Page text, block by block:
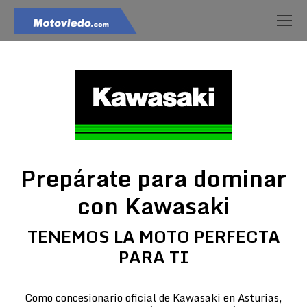
Prepárate para dominar
con Kawasaki
TENEMOS LA MOTO PERFECTA
PARA TI
Como concesionario oficial de Kawasaki en Asturias,